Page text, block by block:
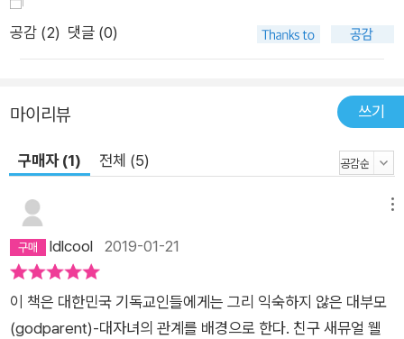
공감 (2) 댓글 (0)
마이리뷰 쓰기
구매자 (1) 전체 (5)
ldlcool 2019-01-21
이 책은 대한민국 기독교인들에게는 그리 익숙하지 않은 대부모
(godparent)-대자녀의 관계를 배경으로 한다. 친구 새뮤얼 웰